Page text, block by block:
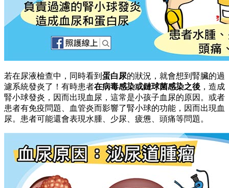
若在尿液檢查中，同時看到 蛋白尿的狀況，就會想到腎臟的過
濾系統發炎了！有時患者在病毒感染或鏈球菌感染之後 ，造成
腎小球發炎，因而出現血尿，這常是小孩子血尿的原因。或者
患者有免疫問題、血管炎而影響了腎小球的功能，因而出現血
尿。患者可能還會表現水腫、少尿、疲憊、頭痛等問題。